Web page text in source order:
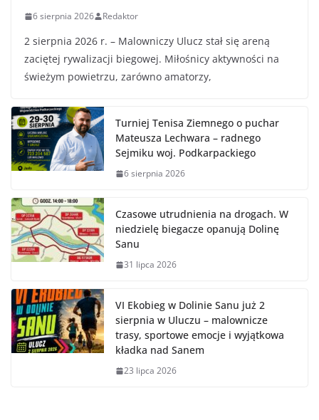
6 sierpnia 2026 Redaktor
2 sierpnia 2026 r. – Malowniczy Ulucz stał się areną
zaciętej rywalizacji biegowej. Miłośnicy aktywności na
świeżym powietrzu, zarówno amatorzy,
Turniej Tenisa Ziemnego o puchar
Mateusza Lechwara – radnego
Sejmiku woj. Podkarpackiego
6 sierpnia 2026
Czasowe utrudnienia na drogach. W
niedzielę biegacze opanują Dolinę
Sanu
31 lipca 2026
VI Ekobieg w Dolinie Sanu już 2
sierpnia w Uluczu – malownicze
trasy, sportowe emocje i wyjątkowa
kładka nad Sanem
23 lipca 2026